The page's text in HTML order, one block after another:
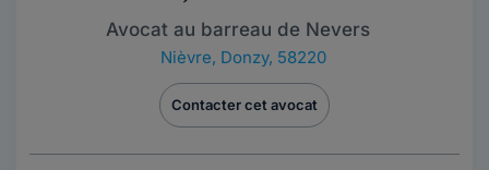
Avocat au barreau de Nevers
Nièvre, Donzy, 58220
Contacter cet avocat